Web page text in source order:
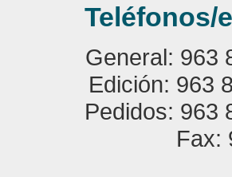
Teléfonos/
General: 963
Edición: 963
Pedidos: 963
Fax: